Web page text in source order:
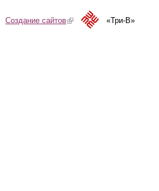
Создание сайтов(link is external)«Три-В»